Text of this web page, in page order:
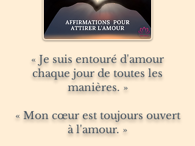
« Je suis entouré d'amour
chaque jour de toutes les
manières. »
« Mon cœur est toujours ouvert
à l'amour. »